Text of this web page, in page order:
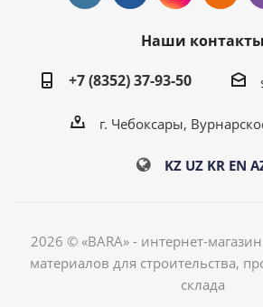
Наши контакты
+7 (8352) 37-93-50
г. Чебоксары,
KZ UZ KR EN
2026 © «BARA» - интернет-
материалов для строительства,
склада